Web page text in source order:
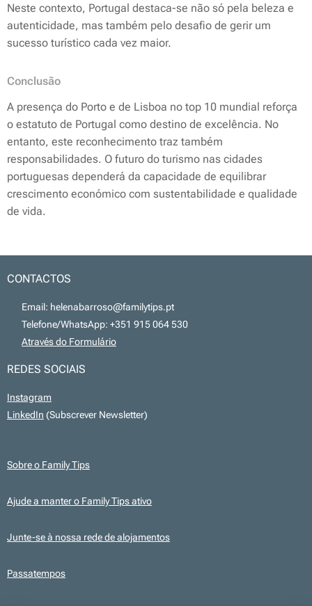
Neste contexto, Portugal destaca-se não só pela beleza e
autenticidade, mas também pelo desafio de gerir um
sucesso turístico cada vez maior.
Conclusão
A presença do Porto e de Lisboa no top 10 mundial reforça
o estatuto de Portugal como destino de excelência. No
entanto, este reconhecimento traz também
responsabilidades. O futuro do turismo nas cidades
portuguesas dependerá da capacidade de equilibrar
crescimento económico com sustentabilidade e qualidade
de vida.
CONTACTOS
📧 Email: helenabarroso@familytips.pt
📞 Telefone/WhatsApp: +351 915 064 530
Através do Formulário
REDES SOCIAIS
Instagram
LinkedIn (Subscrever Newsletter)
Sobre o Family Tips
Ajude a manter o Family Tips ativo
Junte-se à nossa rede de alojamentos
Passatempos